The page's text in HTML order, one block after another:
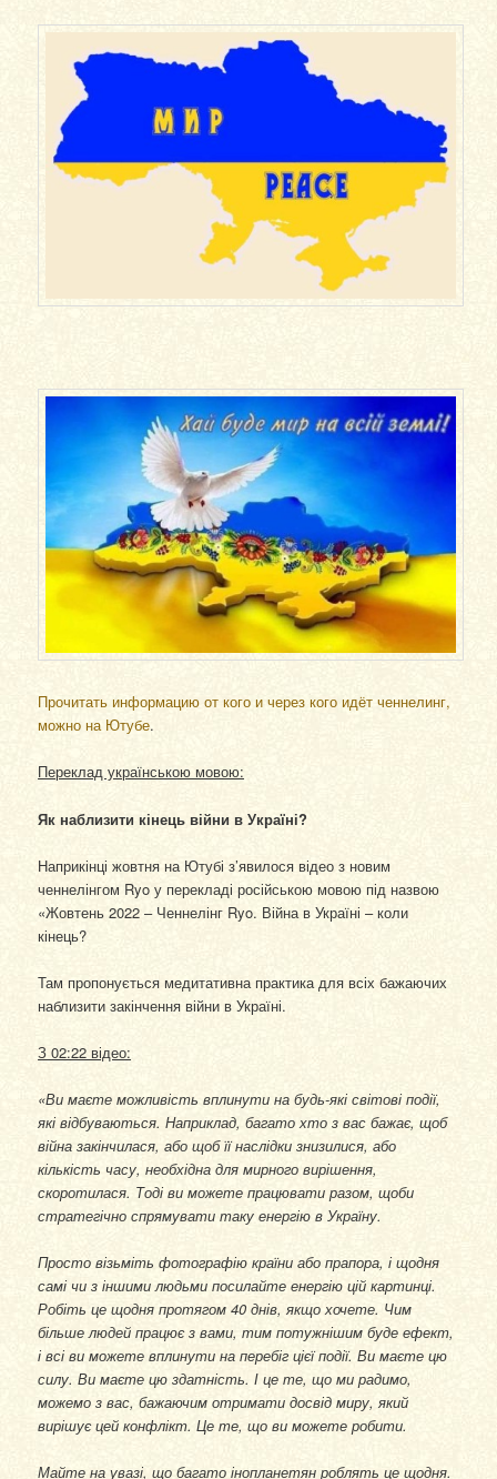
Прочитать информацию от кого и через кого идёт ченнелинг,
можно на Ютубе.
Переклад українською мовою:
Як наблизити кінець війни в Україні?
Наприкінці жовтня на Ютубі з’явилося відео з новим
ченнелінгом Ryo у перекладі російською мовою під назвою
«Жовтень 2022 – Ченнелінг Ryo. Війна в Україні – коли
кінець?
Там пропонується медитативна практика для всіх бажаючих
наблизити закінчення війни в Україні.
З 02:22 відео:
«Ви маєте можливість вплинути на будь-які світові події,
які відбуваються. Наприклад, багато хто з вас бажає, щоб
війна закінчилася, або щоб її наслідки знизилися, або
кількість часу, необхідна для мирного вирішення,
скоротилася. Тоді ви можете працювати разом, щоби
стратегічно спрямувати таку енергію в Україну.
Просто візьміть фотографію країни або прапора, і щодня
самі чи з іншими людьми посилайте енергію цій картинці.
Робіть це щодня протягом 40 днів, якщо хочете. Чим
більше людей працює з вами, тим потужнішим буде ефект,
і всі ви можете вплинути на перебіг цієї події. Ви маєте цю
силу. Ви маєте цю здатність. І це те, що ми радимо,
можемо з вас, бажаючим отримати досвід миру, який
вирішує цей конфлікт. Це те, що ви можете робити.
Майте на увазі, що багато інопланетян роблять це щодня.